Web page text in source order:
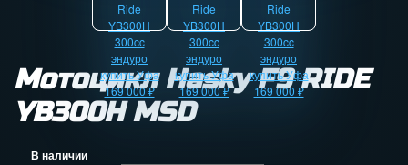
Мотоцикл Hasky F9 RIDE
YB300H MSD
В наличии